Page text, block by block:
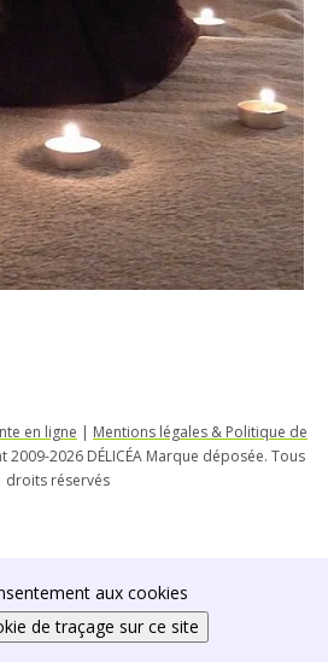
en ligne | Mentions légales & Politique de
2026 DÉLICÉA Marque déposée. Tous
droits réservés
aux cookies
de traçage sur ce site